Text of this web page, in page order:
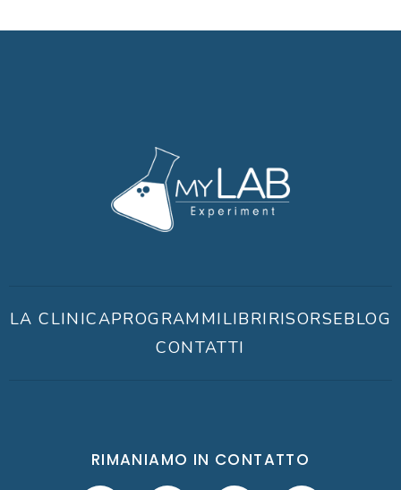
LA CLINICAPROGRAMMILIBRIRISORSEBLOG
CONTATTI
RIMANIAMO IN CONTATTO